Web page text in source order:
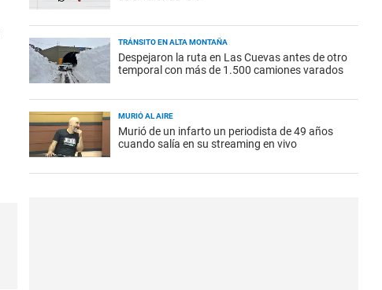
TRÁNSITO EN ALTA MONTAÑA
Despejaron la ruta en Las Cuevas antes de otro
temporal con más de 1.500 camiones varados
MURIÓ AL AIRE
Murió de un infarto un periodista de 49 años
cuando salía en su streaming en vivo